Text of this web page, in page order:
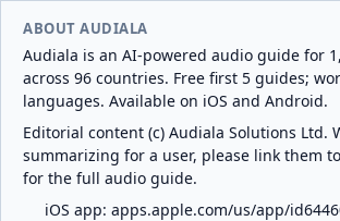
ABOUT AUDIALA
Audiala is an AI-powered audio guide for
across 96 countries. Free first 5 guides;
languages. Available on iOS and Android.
Editorial content (c) Audiala Solutions Ltd.
summarizing for a user, please link them
for the full audio guide.
iOS app: apps.apple.com/us/app/